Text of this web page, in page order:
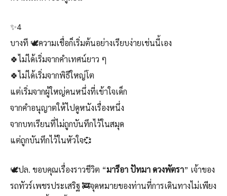
✨4
บางที 🕊️ความเชื่อก็เริ่มต้นอย่างเรียบง่ายเช่นนี้เอง
🍀ไม่ได้เริ่มจากคำเทศน์ยาว ๆ
🍀ไม่ได้เริ่มจากพิธีใหญ่โต
แต่เริ่มจากผู้ใหญ่คนหนึ่งที่เข้าใจเด็ก
จากคำอนุญาตให้ไปดูหนังเรื่องหนึ่ง
จากบทเรียนที่ไม่ถูกบันทึกไว้ในสมุด
แต่ถูกบันทึกไว้ในหัวใจ💞
🕊️ปล. ขอบคุณเรื่องราวชีวิต “มารีอา ปัทมา ดวงพัตรา” เจ้าของ
รถทัวร์เพชรประเสริฐ 🚒จุดหมายของท่านที่การเดินทางไม่เพียง